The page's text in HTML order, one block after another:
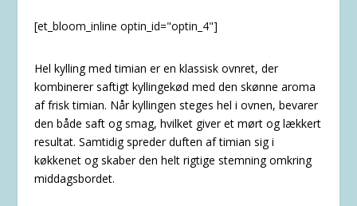
[et_bloom_inline optin_id="optin_4"]
Hel kylling med timian er en klassisk ovnret, der
kombinerer saftigt kyllingekød med den skønne aroma
af frisk timian. Når kyllingen steges hel i ovnen, bevarer
den både saft og smag, hvilket giver et mørt og lækkert
resultat. Samtidig spreder duften af timian sig i
køkkenet og skaber den helt rigtige stemning omkring
middagsbordet.